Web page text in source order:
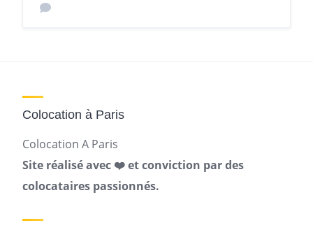
Colocation à Paris
Colocation A Paris
Site réalisé avec ❤️ et conviction par des
colocataires passionnés.